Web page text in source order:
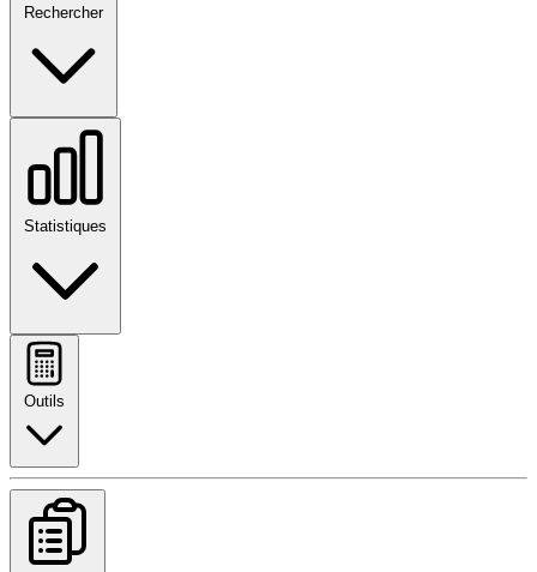
Rechercher
Statistiques
Outils